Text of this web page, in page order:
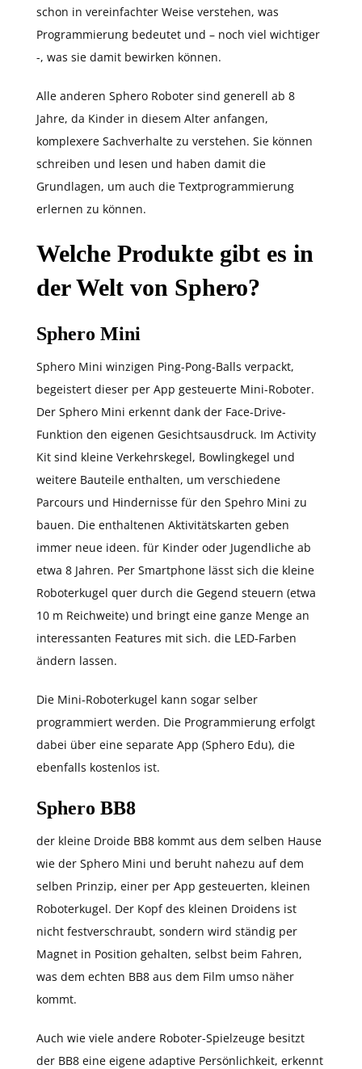
schon in vereinfachter Weise verstehen, was
Programmierung bedeutet und – noch viel wichtiger
-, was sie damit bewirken können.
Alle anderen Sphero Roboter sind generell ab 8
Jahre, da Kinder in diesem Alter anfangen,
komplexere Sachverhalte zu verstehen. Sie können
schreiben und lesen und haben damit die
Grundlagen, um auch die Textprogrammierung
erlernen zu können.
Welche Produkte gibt es in
der Welt von Sphero?
Sphero Mini
Sphero Mini winzigen Ping-Pong-Balls verpackt,
begeistert dieser per App gesteuerte Mini-Roboter.
Der Sphero Mini erkennt dank der Face-Drive-
Funktion den eigenen Gesichtsausdruck. Im Activity
Kit sind kleine Verkehrskegel, Bowlingkegel und
weitere Bauteile enthalten, um verschiedene
Parcours und Hindernisse für den Spehro Mini zu
bauen. Die enthaltenen Aktivitätskarten geben
immer neue ideen. für Kinder oder Jugendliche ab
etwa 8 Jahren. Per Smartphone lässt sich die kleine
Roboterkugel quer durch die Gegend steuern (etwa
10 m Reichweite) und bringt eine ganze Menge an
interessanten Features mit sich. die LED-Farben
ändern lassen.
Die Mini-Roboterkugel kann sogar selber
programmiert werden. Die Programmierung erfolgt
dabei über eine separate App (Sphero Edu), die
ebenfalls kostenlos ist.
Sphero BB8
der kleine Droide BB8 kommt aus dem selben Hause
wie der Sphero Mini und beruht nahezu auf dem
selben Prinzip, einer per App gesteuerten, kleinen
Roboterkugel. Der Kopf des kleinen Droidens ist
nicht festverschraubt, sondern wird ständig per
Magnet in Position gehalten, selbst beim Fahren,
was dem echten BB8 aus dem Film umso näher
kommt.
Auch wie viele andere Roboter-Spielzeuge besitzt
der BB8 eine eigene adaptive Persönlichkeit, erkennt